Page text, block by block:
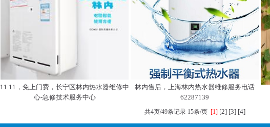
11.11，免上门费，长宁区林内热水器维修中
心-急修技术服务中心
林内售后，上海林内热水器维修服务电话
62287139
共4页/49条记录 15条/页 [1] [2] [3] [4]